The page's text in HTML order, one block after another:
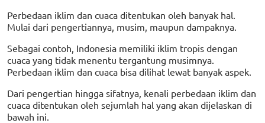
Perbedaan iklim dan cuaca ditentukan oleh banyak hal.
Mulai dari pengertiannya, musim, maupun dampaknya.
Sebagai contoh, Indonesia memiliki iklim tropis dengan
cuaca yang tidak menentu tergantung musimnya.
Perbedaan iklim dan cuaca bisa dilihat lewat banyak aspek.
Dari pengertian hingga sifatnya, kenali perbedaan iklim dan
cuaca ditentukan oleh sejumlah hal yang akan dijelaskan di
bawah ini.